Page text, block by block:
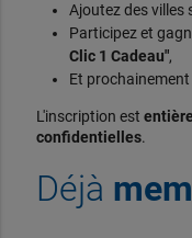
Ajoutez des villes
Participez et
Clic 1 Cadeau",
Et
L'inscription est
confidentielles.
Déjà